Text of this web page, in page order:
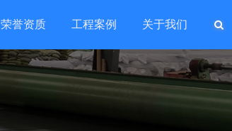
荣誉资质 工程案例 关于我们